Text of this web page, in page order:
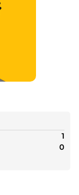
1
0